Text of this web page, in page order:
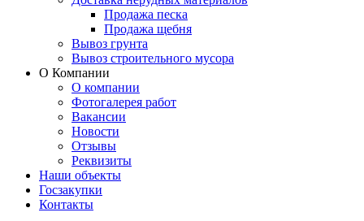
Продажа песка
Продажа щебня
Вывоз грунта
Вывоз строительного мусора
О Компании
О компании
Фотогалерея работ
Вакансии
Новости
Отзывы
Реквизиты
Наши объекты
Госзакупки
Контакты